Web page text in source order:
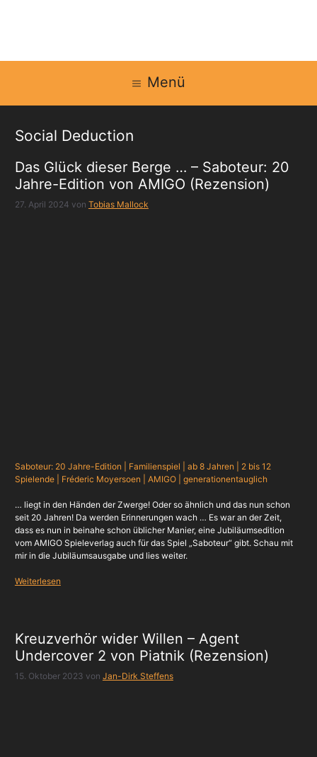
Menü
Social Deduction
Das Glück dieser Berge … – Saboteur: 20
Jahre-Edition von AMIGO (Rezension)
27. April 2024 von Tobias Mallock
Saboteur: 20 Jahre-Edition | Familienspiel | ab 8 Jahren | 2 bis 12
Spielende | Fréderic Moyersoen | AMIGO | generationentauglich
… liegt in den Händen der Zwerge! Oder so ähnlich und das nun schon
seit 20 Jahren! Da werden Erinnerungen wach … Es war an der Zeit,
dass es nun in beinahe schon üblicher Manier, eine Jubiläumsedition
vom AMIGO Spieleverlag auch für das Spiel „Saboteur“ gibt. Schau mit
mir in die Jubiläumsausgabe und lies weiter.
Weiterlesen
Kreuzverhör wider Willen – Agent
Undercover 2 von Piatnik (Rezension)
15. Oktober 2023 von Jan-Dirk Steffens